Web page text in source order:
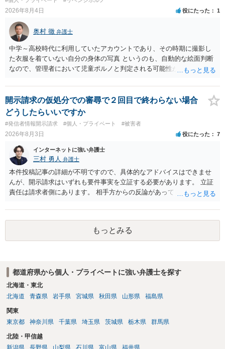
2026年8月4日 役にたった 1
奥村 徹 弁護士
中学～高校時代に利用していたアカウントであり、その時期に撮影し
た衣服を着ていない自分の身体の写真 というのも、自動的な絵面判断
なので、管理者において児童ポルノと判定される可能性があります。
開示請求の仮処分での審尋で２回目で終わらない場合
どうしたらいいですか
#発信者情報開示請求 #個人・プライベート #被害者
2026年8月3日 役にたった 7
インターネットに強い弁護士
三村 勇人 弁護士
本件投稿記事の詳細が不明ですので、具体的なアドバイスはできませ
んが、開示請求はいずれも要件事実を立証する必要があります。 立証
責任は請求者側にあります。 相手方からの反論があっても、裁判官が
方が口頭で反論したのは、仮処分は迅速性が要求されるためです。 書
面での反論となれば、より遅延する可能性がございます。 また、本件
はXのため、APのIPアドレスの保存期間の問題もございます。 開示請
求は法律知識が不可欠ですが、それだけでは足りず、実務を踏まえた
もっとみる
都道府県から個人・プライベートに強い弁護士を探す
北海道・東北
北海道
青森県 岩手県 宮城県 秋田県 山形県 福島県
関東
東京都
神奈川県 千葉県 埼玉県 茨城県 栃木県 群馬県
北陸・甲信越